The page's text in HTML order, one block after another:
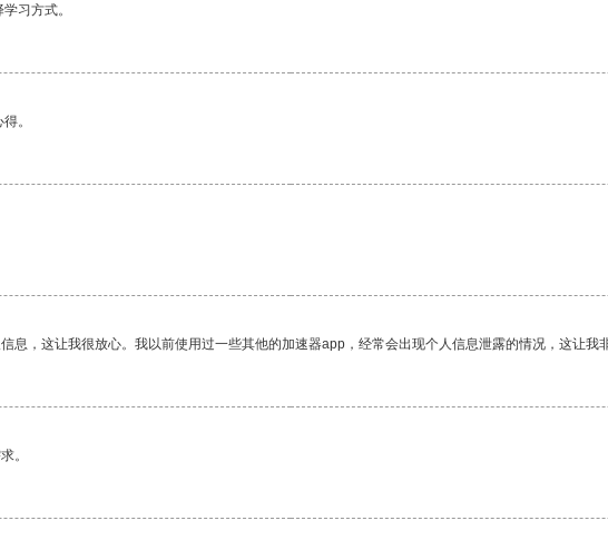
习方式。
。
息，这让我很放心。我以前使用过一些其他的加速器app，经常会出现个人信息泄露的情况，这让我
。